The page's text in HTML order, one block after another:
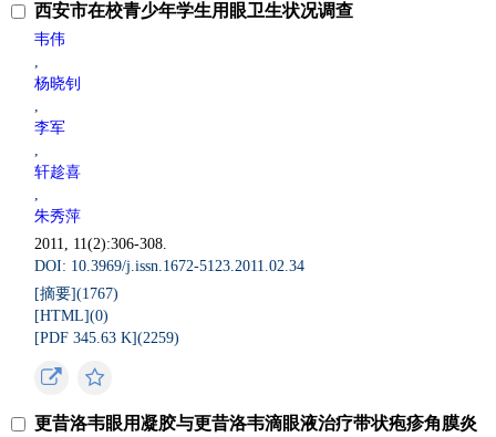
西安市在校青少年学生用眼卫生状况调查
韦伟
,
杨晓钊
,
李军
,
轩趁喜
,
朱秀萍
2011, 11(2):306-308.
DOI: 10.3969/j.issn.1672-5123.2011.02.34
[摘要](1767)
[HTML](0)
[PDF 345.63 K](2259)
更昔洛韦眼用凝胶与更昔洛韦滴眼液治疗带状疱疹角膜炎